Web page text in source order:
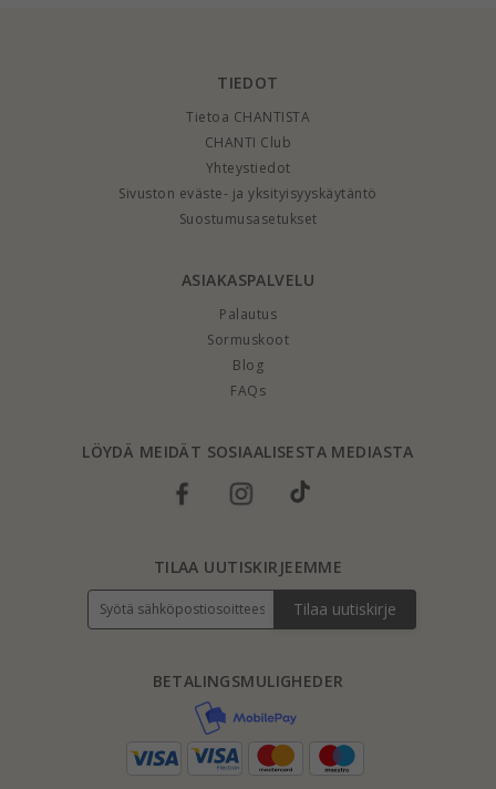
TIEDOT
Tietoa CHANTISTA
CHANTI Club
Yhteystiedot
Sivuston eväste- ja yksityisyyskäytäntö
Suostumusasetukset
ASIAKASPALVELU
Palautus
Sormuskoot
Blog
FAQs
LÖYDÄ MEIDÄT SOSIAALISESTA MEDIASTA
BETALINGSMULIGHEDER
TILAA UUTISKIRJEEMME
Tilaa uutiskirje